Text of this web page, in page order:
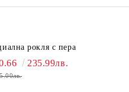
рокля с пера
235.99лв.